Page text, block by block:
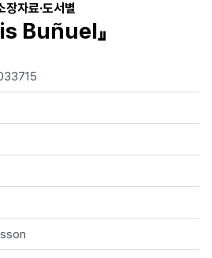
장자료·도서별
Buñuel』